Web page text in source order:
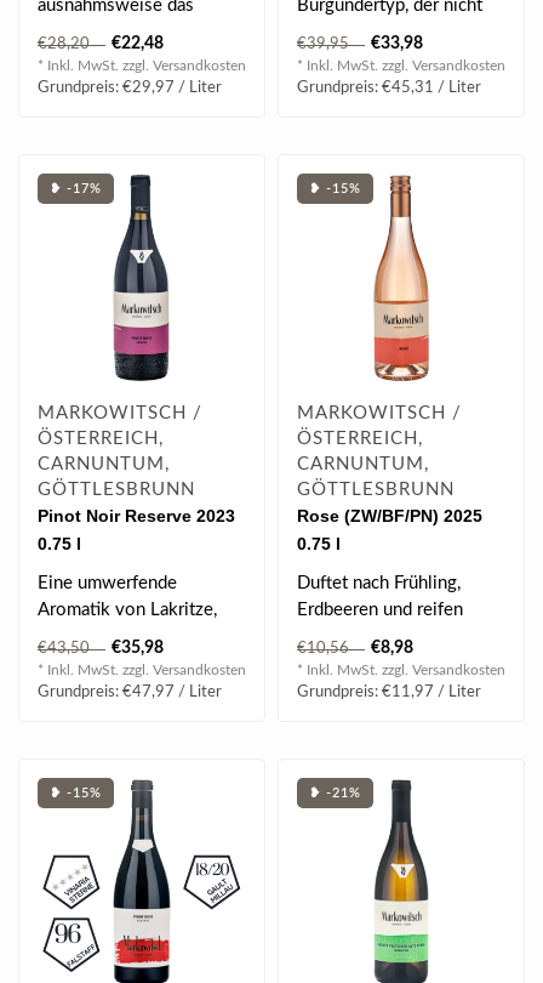
ausnahmsweise das
deutsche Adjektiv „lecker“
verwen..
€28,20 €22,48
* Inkl. MwSt. zzgl. Versandkosten
Grundpreis: €29,97 / Liter
Burgundertyp, der nicht
mit Fruchtfülle geizt,
gleich..
€39,95 €33,98
* Inkl. MwSt. zzgl. Versandkosten
Grundpreis: €45,31 / Liter
❥ -17%
MARKOWITSCH /
ÖSTERREICH,
CARNUNTUM,
GÖTTLESBRUNN
Pinot Noir Reserve 2023
0.75 l
Eine umwerfende
Aromatik von Lakritze,
Hagebutten,
Gewürznelken und
schwarzem P..
€43,50 €35,98
* Inkl. MwSt. zzgl. Versandkosten
Grundpreis: €47,97 / Liter
❥ -15%
MARKOWITSCH /
ÖSTERREICH,
CARNUNTUM,
GÖTTLESBRUNN
Rose (ZW/BF/PN) 2025
0.75 l
Duftet nach Frühling,
Erdbeeren und reifen
Kirschen. Harmonisch am
Gaumen und d..
€10,56 €8,98
* Inkl. MwSt. zzgl. Versandkosten
Grundpreis: €11,97 / Liter
❥ -15% ❥ -21%